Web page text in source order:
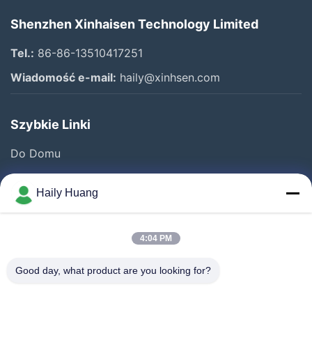
Shenzhen Xinhaisen Technology Limited
Tel.: 86-86-13510417251
Wiadomość e-mail: haily@xinhsen.com
Szybkie Linki
Do Domu
Produkty
Filmy
Kontrola Jakości
Haily Huang
4:04 PM
Good day, what product are you looking for?